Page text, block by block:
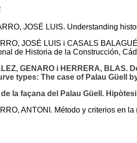
JOSÉ LUIS. Understanding
JOSÉ LUIS i CASALS
de Historia de la Construcción,
GENARO i HERRERA,
types: The case of Palau Güell
de la façana del Palau Güell.
ANTONI. Método y criterios en